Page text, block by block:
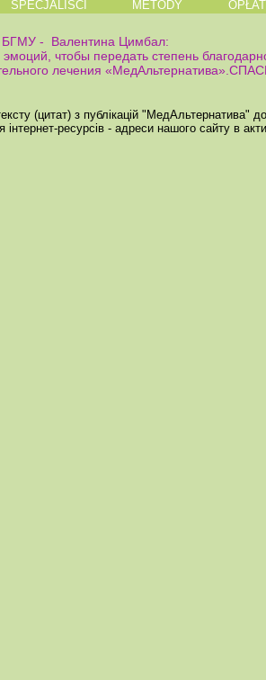
SPECJALIŚCI METODY
БГМУ - Валентина Цимбал:
чтобы передать степень
лечения
(цитат) з публікацій
ресурсів - адреси нашого сайту в